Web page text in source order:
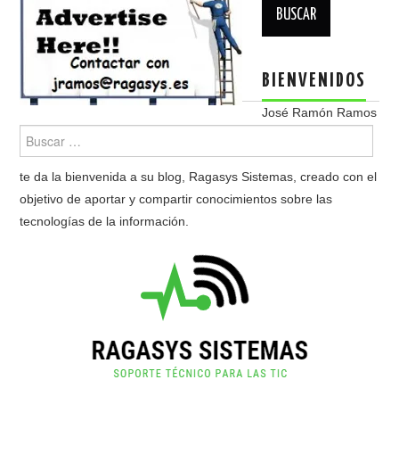
BIENVENIDOS
José Ramón Ramos
te da la bienvenida a su blog, Ragasys Sistemas, creado con el
objetivo de aportar y compartir conocimientos sobre las
tecnologías de la información.